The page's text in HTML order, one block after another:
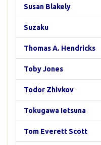
Susan Blakely
Suzaku
Thomas A. Hendricks
Toby Jones
Todor Zhivkov
Tokugawa Ietsuna
Tom Everett Scott